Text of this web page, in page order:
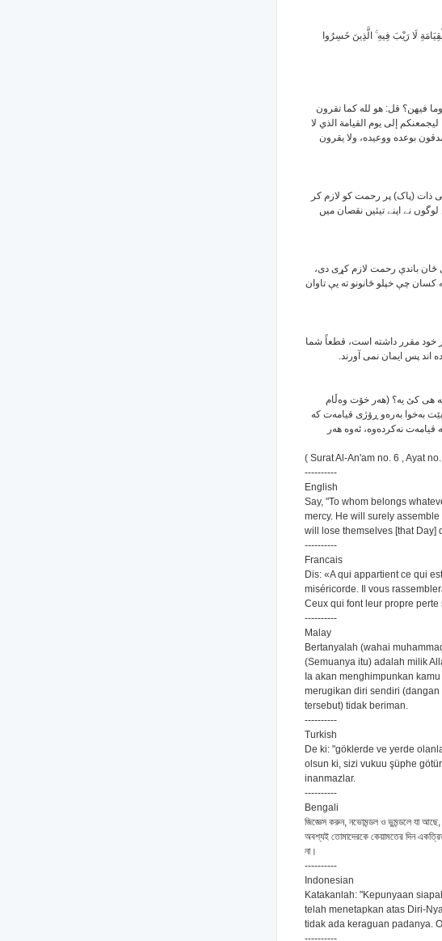
لَا رَيْبَ فِيهِ ۚ الَّذِينَ خَسِرُوا
فيهن؟ قل: هو لله كما تقرون
إلى يوم القيامة الذي لا
بوعده ووعيده، ولا يقرون
ذات (پاک) پر رحمت کو لازم کر
نے اپنے تیئیں نقصان میں
ځان باندې رحمت لازم كړى دى،
چې خپلو ځانونو ته يې تاوان
خود مقرر داشته است، قطعاً شما
پس ایمان نمی آورند.
هی کێ یه‌؟ (هه‌ر خۆت وه‌ڵام
به‌خوا به‌ره‌و ڕۆژی قیامه‌ت که
قیامه‌ت نه‌کرده‌وه‌، ئه‌وه هه‌ر
( Surat Al-An'am no. 6 , Ayat
----------
English
Say, "To whom belongs
mercy. He will surely
will lose themselves [that Day]
----------
Francais
Dis: «A qui appartient ce qui
miséricorde. Il vous
Ceux qui font leur propre
----------
Malay
Bertanyalah (wahai
(Semuanya itu) adalah milik
Ia akan menghimpunkan
merugikan diri sendiri
tersebut) tidak beriman.
----------
Turkish
De ki: "göklerde ve yerde
olsun ki, sizi vukuu şüphe
inanmazlar.
----------
Bengali
জিজ্ঞেস করুন, নভোমন্ডল ও ভুমন্ডলে যা আছে,
অবশ্যই তোমাদেরকে কেয়ামতের দিন
না।
----------
Indonesian
Katakanlah: "Kepunyaan
telah menetapkan atas Diri-
tidak ada keraguan padanya.
----------